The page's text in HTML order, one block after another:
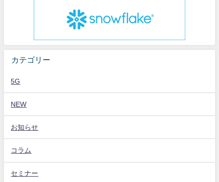
カテゴリー
5G
NEW
お知らせ
コラム
セミナー